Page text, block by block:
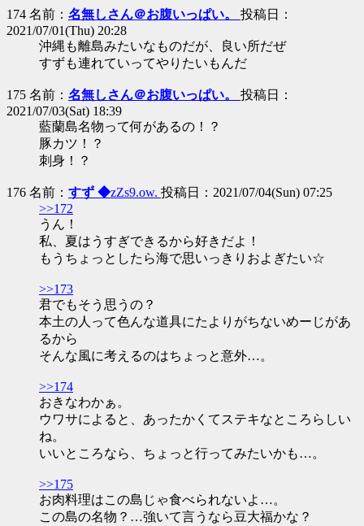
174 名前： 名無しさん＠お腹いっぱい。 投稿日：
2021/07/01(Thu) 20:28
沖縄も離島みたいなものだが、良い所だぜ
すずも連れていってやりたいもんだ
175 名前： 名無しさん＠お腹いっぱい。 投稿日：
2021/07/03(Sat) 18:39
藍蘭島名物って何があるの！？
豚カツ！？
刺身！？
176 名前： すず ◆zZs9.ow. 投稿日：2021/07/04(Sun) 07:25
>>172
うん！
私、夏はうすぎできるから好きだよ！
もうちょっとしたら海で思いっきりおよぎたい☆
>>173
君でもそう思うの？
本土の人って色んな道具にたよりがちないめーじがあ
るから
そんな風に考えるのはちょっと意外…。
>>174
おきなわかぁ。
ウワサによると、あったかくてステキなところらしい
ね。
いいところなら、ちょっと行ってみたいかも…。
>>175
お肉料理はこの島じゃ食べられないよ…。
この島の名物？…強いて言うなら豆大福かな？